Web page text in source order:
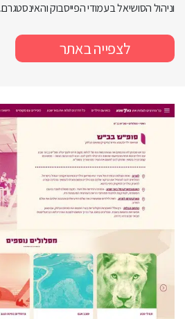
וניהול הסושיאל בעמודי הפייסבוק והאינסטגרם.
לצפייה באתר